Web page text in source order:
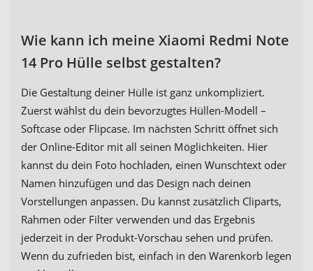
Wie kann ich meine Xiaomi Redmi Note
14 Pro Hülle selbst gestalten?
Die Gestaltung deiner Hülle ist ganz unkompliziert.
Zuerst wählst du dein bevorzugtes Hüllen-Modell –
Softcase oder Flipcase. Im nächsten Schritt öffnet sich
der Online-Editor mit all seinen Möglichkeiten. Hier
kannst du dein Foto hochladen, einen Wunschtext oder
Namen hinzufügen und das Design nach deinen
Vorstellungen anpassen. Du kannst zusätzlich Cliparts,
Rahmen oder Filter verwenden und das Ergebnis
jederzeit in der Produkt-Vorschau sehen und prüfen.
Wenn du zufrieden bist, einfach in den Warenkorb legen